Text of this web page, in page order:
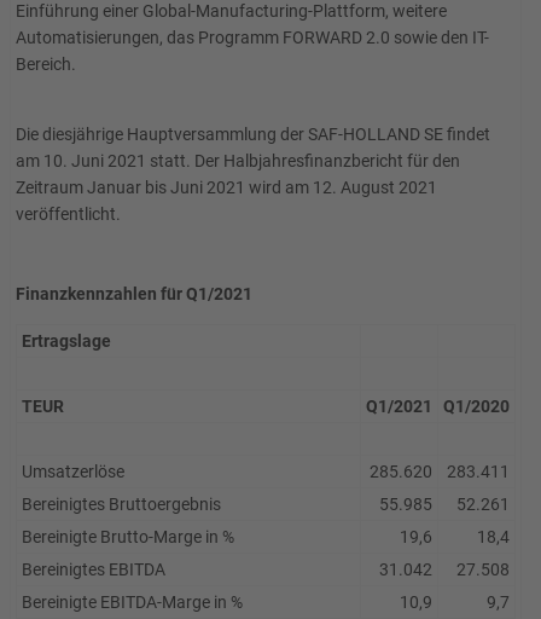
Einführung einer Global-Manufacturing-Plattform, weitere
Automatisierungen, das Programm FORWARD 2.0 sowie den IT-
Bereich.
Die diesjährige Hauptversammlung der SAF-HOLLAND SE findet
am 10. Juni 2021 statt. Der Halbjahresfinanzbericht für den
Zeitraum Januar bis Juni 2021 wird am 12. August 2021
veröffentlicht.
Finanzkennzahlen für Q1/2021
Ertragslage
TEUR Q1/2021 Q1/2020
Umsatzerlöse 285.620
283.411
Bereinigtes Bruttoergebnis
55.985
52.261
Bereinigte Brutto-Marge in %
19,6
18,4
Bereinigtes EBITDA
31.042
27.508
Bereinigte EBITDA-Marge in %
10,9
9,7